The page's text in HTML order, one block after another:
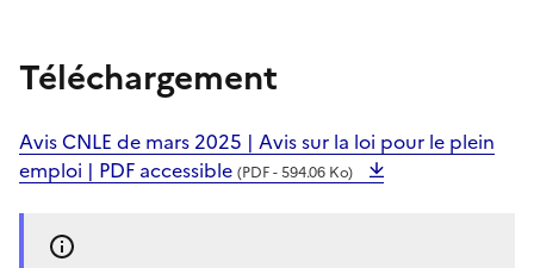
Téléchargement
Avis CNLE de mars 2025 | Avis sur la loi pour le plein
emploi | PDF accessible (PDF - 594.06 Ko)